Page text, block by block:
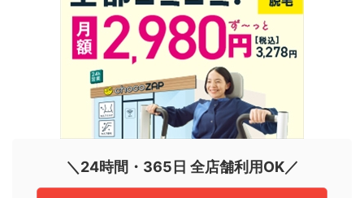
＼24時間・365日 全店舗利用OK／